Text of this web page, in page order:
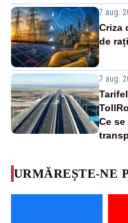
7 aug.
Criza
de
7 aug.
Ce
URMĂREȘTE-NE